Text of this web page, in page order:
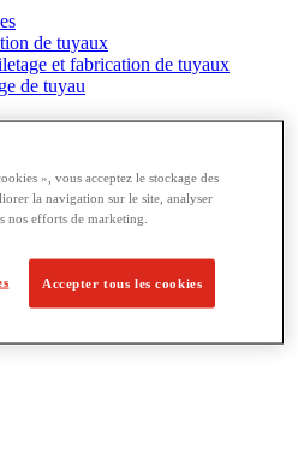
de tuyaux
et fabrication de tuyaux
de tuyau
de rainurage
et supports
de tubes
», vous acceptez le stockage des
la navigation sur le site, analyser
nos efforts de marketing.
Accepter tous les cookies